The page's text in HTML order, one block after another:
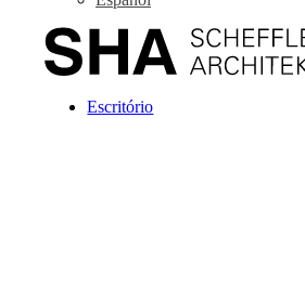
Escritório